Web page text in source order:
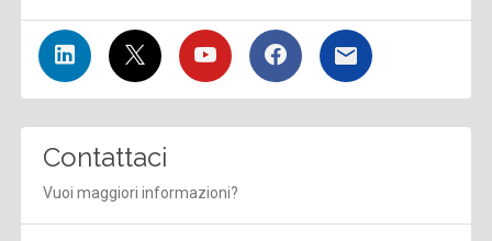
Contattaci
Vuoi maggiori informazioni?